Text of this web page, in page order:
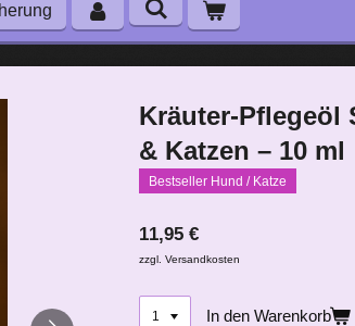
Kräuter-Pflegeöl
& Katzen – 10 ml
Bestseller Hund / Katze
11,95 €
zzgl. Versandkosten
In den Warenkorb